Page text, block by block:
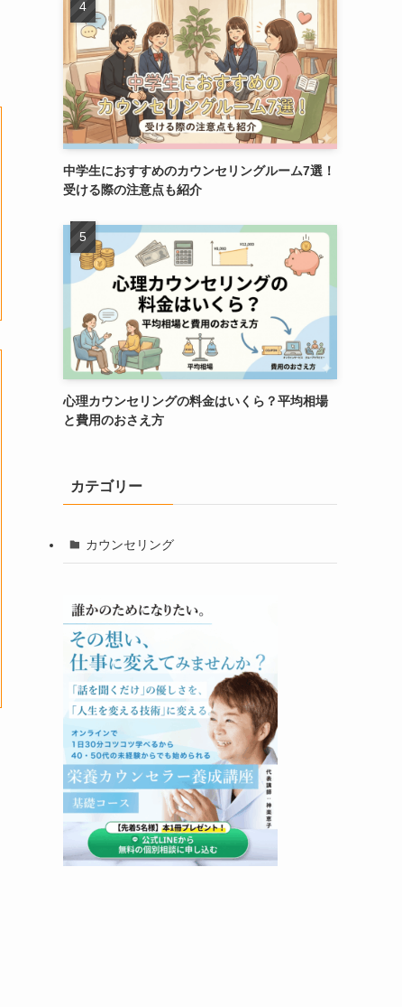
中学生におすすめのカウンセリングルーム7選！
受ける際の注意点も紹介
心理カウンセリングの料金はいくら？平均相場
と費用のおさえ方
カテゴリー
カウンセリング